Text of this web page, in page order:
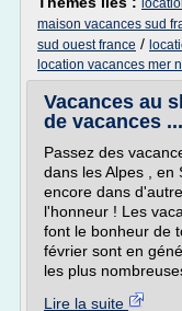
maison vacances sud
sud ouest france /
location vacances mer
Vacances au
de vacances ...
Passez des
dans les Alpes , en
encore dans
l'honneur ! Les
font le bonheur de
février sont en
les plus
Lire la suite